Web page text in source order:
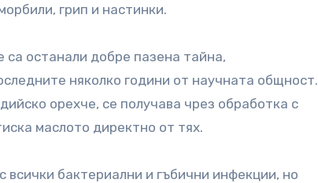
грип и настинки.
са останали добре пазена тайна,
няколко години от научната общност.
орехче, се получава чрез обработка с
маслото директно от тях.
бактериални и гъбични инфекции, но